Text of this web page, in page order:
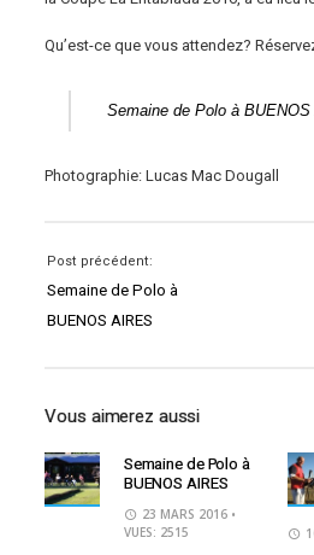
Qu’est-ce que vous attendez?
Semaine de Polo à
Photographie: Lucas Mac Dougall
Post précédent:
Semaine de Polo à
BUENOS AIRES
Vous aimerez aussi
Semaine de Polo à
BUENOS AIRES
23 MARS 2016 •
VUES: 2515